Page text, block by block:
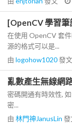
[OpenCV 學習筆
在使用 OpenCV 套
源的格式可以是...
由 logohow1020發文
亂數產生無線網
密碼開通有時效性,
密...
由 林門神JanusLin 發